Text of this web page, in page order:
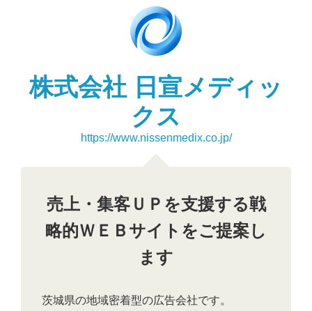
株式会社 日宣メディッ
クス
https://www.nissenmedix.co.jp/
売上・集客ＵＰを支援する戦
略的ＷＥＢサイトをご提案し
ます
茨城県の地域密着型の広告会社です。